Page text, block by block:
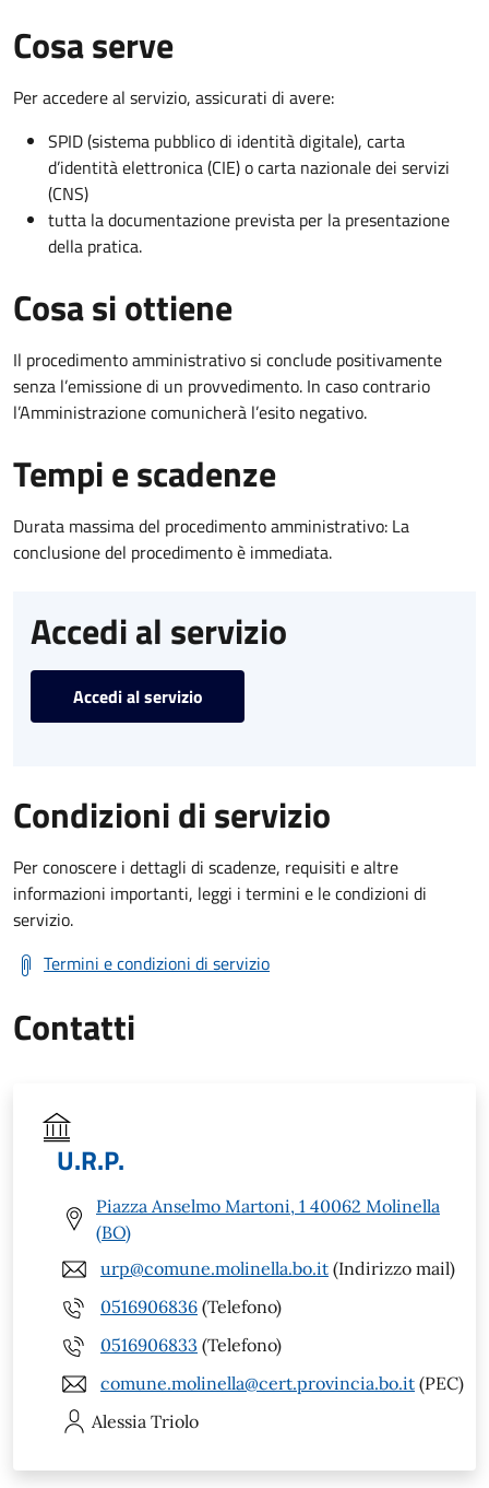
Cosa serve
Per accedere al servizio, assicurati di avere:
SPID (sistema pubblico di identità digitale), carta
d’identità elettronica (CIE) o carta nazionale dei servizi
(CNS)
tutta la documentazione prevista per la presentazione
della pratica.
Cosa si ottiene
Il procedimento amministrativo si conclude positivamente
senza l’emissione di un provvedimento. In caso contrario
l’Amministrazione comunicherà l’esito negativo.
Tempi e scadenze
Durata massima del procedimento amministrativo: La
conclusione del procedimento è immediata.
Accedi al servizio
Accedi al servizio
Condizioni di servizio
Per conoscere i dettagli di scadenze, requisiti e altre
informazioni importanti, leggi i termini e le condizioni di
servizio.
Termini e condizioni di servizio
Contatti
U.R.P.
Piazza Anselmo Martoni, 1 40062 Molinella
(BO)
urp@comune.molinella.bo.it (Indirizzo mail)
0516906836 (Telefono)
0516906833 (Telefono)
comune.molinella@cert.provincia.bo.it (PEC)
Alessia Triolo